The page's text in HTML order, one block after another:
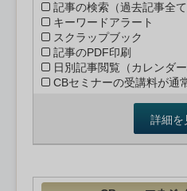
記事の検索（過去記事全て
キーワードアラート
スクラップブック
記事のPDF印刷
日別記事閲覧（カレンダー
CBセミナーの受講料が通
詳細を